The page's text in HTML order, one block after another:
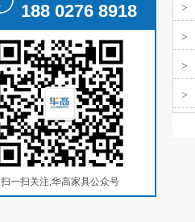
188 0276 8918
扫一扫关注,华高家具公众号
>
>
>
>